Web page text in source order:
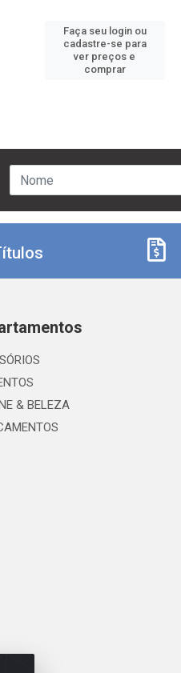
Faça seu login ou
cadastre-se para
ver preços e
comprar
& BELEZA